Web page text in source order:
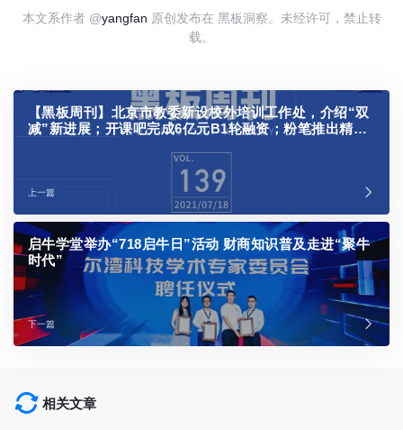
本文系作者 @yangfan 原创发布在 黑板洞察。未经许可，禁止转
载。
【黑板周刊】北京市教委新设校外培训工作处，介绍“双
减”新进展；开课吧完成6亿元B1轮融资；粉笔推出精品
上一篇
启牛学堂举办“718启牛日”活动 财商知识普及走进“聚牛
时代”
下一篇
相关文章